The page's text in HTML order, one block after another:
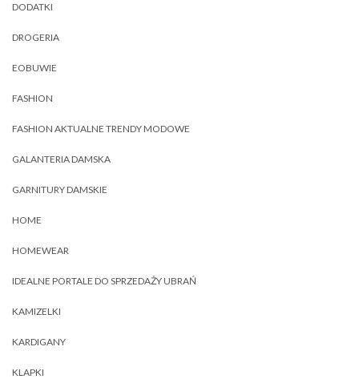
DODATKI
DROGERIA
EOBUWIE
FASHION
FASHION AKTUALNE TRENDY MODOWE
GALANTERIA DAMSKA
GARNITURY DAMSKIE
HOME
HOMEWEAR
IDEALNE PORTALE DO SPRZEDAŻY UBRAŃ
KAMIZELKI
KARDIGANY
KLAPKI